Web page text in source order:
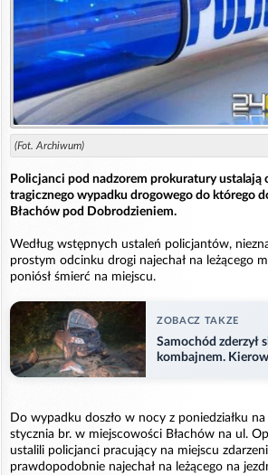
(Fot. Archiwum)
Policjanci pod nadzorem prokuratury ustalają
tragicznego wypadku drogowego do którego
Błachów pod Dobrodzieniem.
Według wstępnych ustaleń policjantów,
prostym odcinku drogi najechał na leżącego
poniósł śmierć na miejscu.
ZOBACZ TAKZE
Samochód zderzył
kombajnem.
Do wypadku doszło w nocy z poniedziałku
stycznia br. w miejscowości Błachów na ul.
ustalili policjanci pracujący na miejscu
prawdopodobnie najechał na leżącego na